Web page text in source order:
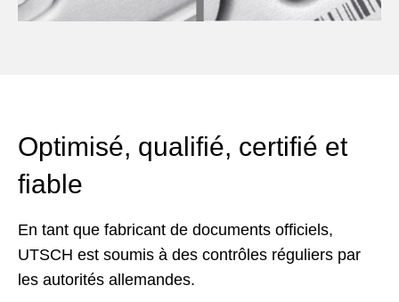
Optimisé, qualifié, certifié et
fiable
En tant que fabricant de documents officiels,
UTSCH est soumis à des contrôles réguliers par
les autorités allemandes.